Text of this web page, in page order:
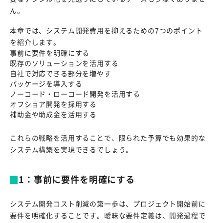
ん。
本章では、システム開発費用を抑えるための7つのポイント
を紹介します。
事前に要件を明確にする
既存のソリューションを活用する
自社で対応できる部分を増やす
パッケージを導入する
ノーコード・ローコード開発を活用する
オフショア開発を採用する
補助金や助成金を活用する
これらの戦略を活用することで、限られた予算でも効果的な
システム構築を実現できるでしょう。
1：事前に要件を明確にする
システム開発コスト削減の第一歩は、プロジェクト開始前に
要件を明確化することです。曖昧な要件定義は、開発過程で